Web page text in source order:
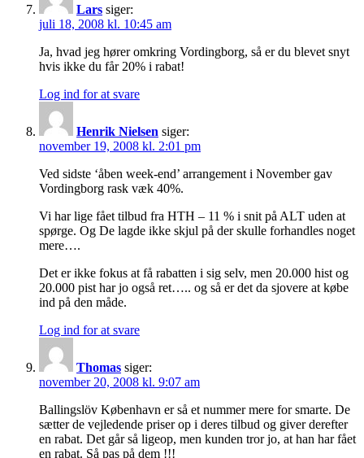
Lars siger:
juli 18, 2008 kl. 10:45 am
Ja, hvad jeg hører omkring Vordingborg, så er du blevet snyt
hvis ikke du får 20% i rabat!
Log ind for at svare
Henrik Nielsen siger:
november 19, 2008 kl. 2:01 pm
Ved sidste ‘åben week-end’ arrangement i November gav
Vordingborg rask væk 40%.
Vi har lige fået tilbud fra HTH – 11 % i snit på ALT uden at
spørge. Og De lagde ikke skjul på der skulle forhandles noget
mere….
Det er ikke fokus at få rabatten i sig selv, men 20.000 hist og
20.000 pist har jo også ret….. og så er det da sjovere at købe
ind på den måde.
Log ind for at svare
Thomas siger:
november 20, 2008 kl. 9:07 am
Ballingslöv København er så et nummer mere for smarte. De
sætter de vejledende priser op i deres tilbud og giver derefter
en rabat. Det går så ligeop, men kunden tror jo, at han har fået
en rabat. Så pas på dem !!!